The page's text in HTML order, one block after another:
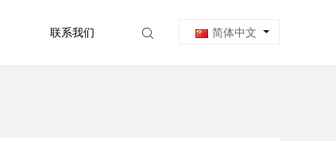
简体中文
联系我们